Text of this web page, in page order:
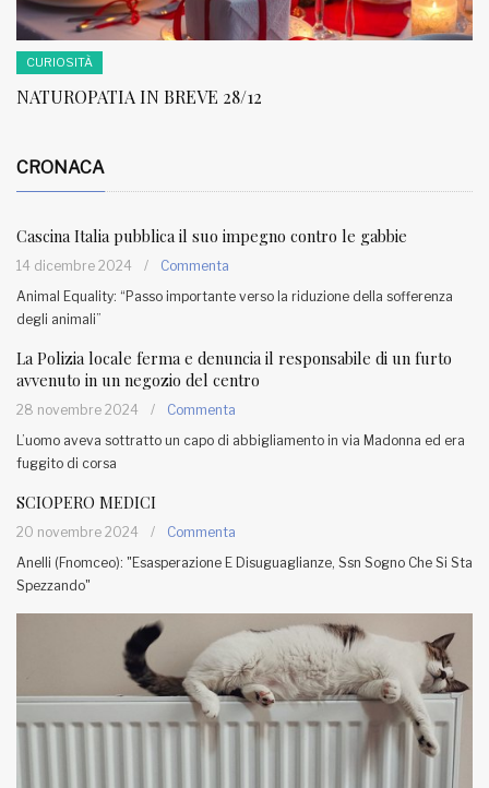
CURIOSITÀ
NATUROPATIA IN BREVE 28/12
CRONACA
Cascina Italia pubblica il suo impegno contro le gabbie
14 dicembre 2024 /
Commenta
Animal Equality: “Passo importante verso la riduzione della sofferenza
degli animali”
La Polizia locale ferma e denuncia il responsabile di un furto
avvenuto in un negozio del centro
28 novembre 2024 /
Commenta
L’uomo aveva sottratto un capo di abbigliamento in via Madonna ed era
fuggito di corsa
SCIOPERO MEDICI
20 novembre 2024 /
Commenta
Anelli (Fnomceo): "Esasperazione E Disuguaglianze, Ssn Sogno Che Si Sta
Spezzando"